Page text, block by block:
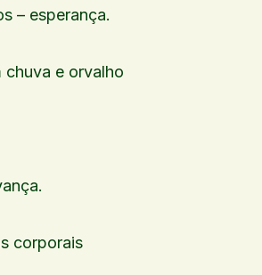
– esperança.
chuva e orvalho
corporais